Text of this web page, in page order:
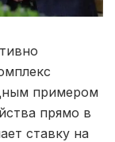
примером
прямо в
ставку на